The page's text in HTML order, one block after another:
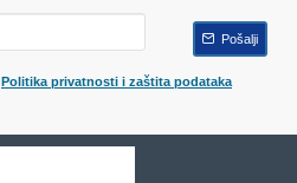
Pošalji
Politika privatnosti i zaštita podataka